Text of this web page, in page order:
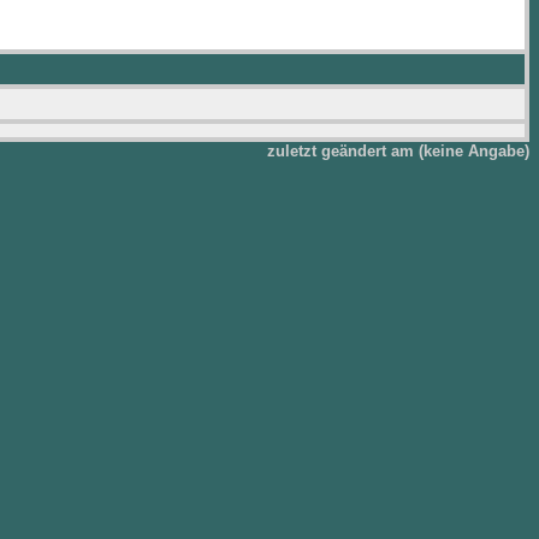
zuletzt geändert am (keine Angabe)